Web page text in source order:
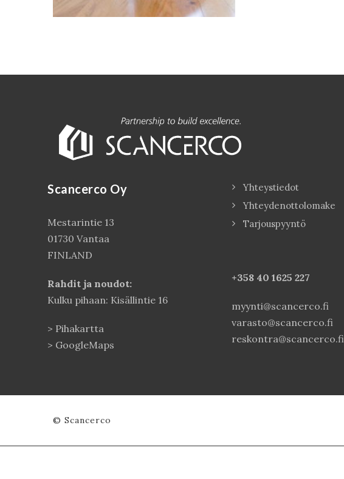
Scancerco Oy
Mestarintie 13
01730 Vantaa
FINLAND
Rahdit ja noudot:
Kulku pihaan: Kisällintie 16
> Pihakartta
> GoogleMaps
Yhteystiedot
Yhteydenottolomake
Tarjouspyyntö
+358 40 1625 227
myynti@scancerco.fi
varasto@scancerco.fi
reskontra@scancerco.fi
© Scancerco